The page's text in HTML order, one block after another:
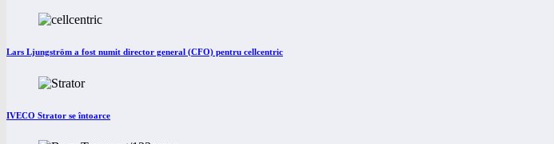
Lars Ljungström a fost numit director general (CFO) pentru cellcentric
IVECO Strator se întoarce